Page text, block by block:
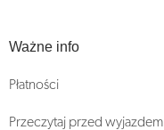
Ważne info
Płatności
Przeczytaj przed wyjazdem